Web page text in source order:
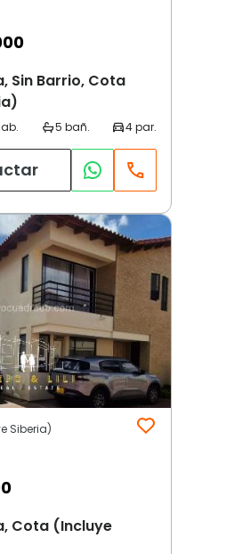
Sin Barrio, Cota
Siberia)
Cota (Incluye